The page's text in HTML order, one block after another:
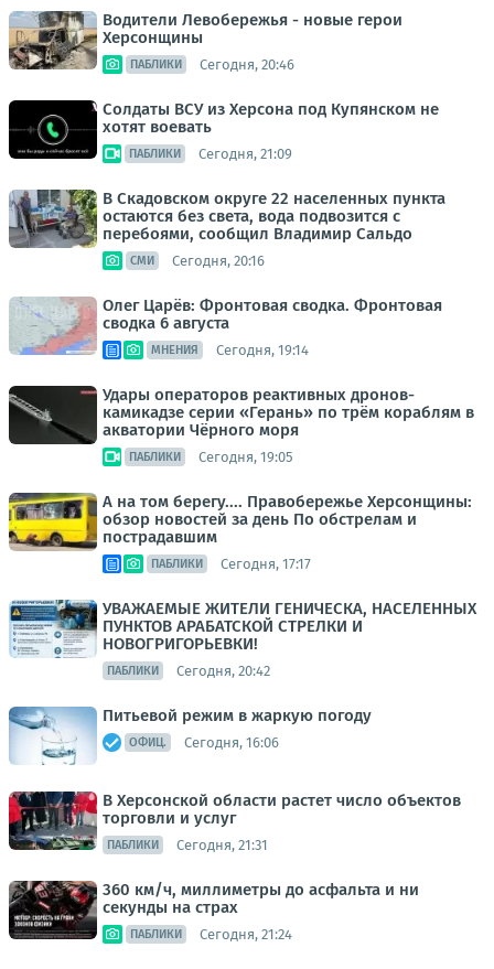
Водители Левобережья - новые герои
Херсонщины
ПАБЛИКИ Сегодня, 20:46
Солдаты ВСУ из Херсона под Купянском не
хотят воевать
ПАБЛИКИ Сегодня, 21:09
В Скадовском округе 22 населенных пункта
остаются без света, вода подвозится с
перебоями, сообщил Владимир Сальдо
СМИ Сегодня, 20:16
Олег Царёв: Фронтовая сводка. Фронтовая
сводка 6 августа
МНЕНИЯ Сегодня, 19:14
Удары операторов реактивных дронов-
камикадзе серии «Герань» по трём кораблям в
акватории Чёрного моря
ПАБЛИКИ Сегодня, 19:05
А на том берегу.... Правобережье Херсонщины:
обзор новостей за день По обстрелам и
пострадавшим
ПАБЛИКИ Сегодня, 17:17
УВАЖАЕМЫЕ ЖИТЕЛИ ГЕНИЧЕСКА, НАСЕЛЕННЫХ
ПУНКТОВ АРАБАТСКОЙ СТРЕЛКИ И
НОВОГРИГОРЬЕВКИ!
ПАБЛИКИ Сегодня, 20:42
Питьевой режим в жаркую погоду
ОФИЦ. Сегодня, 16:06
В Херсонской области растет число объектов
торговли и услуг
ПАБЛИКИ Сегодня, 21:31
360 км/ч, миллиметры до асфальта и ни
секунды на страх
ПАБЛИКИ Сегодня, 21:24